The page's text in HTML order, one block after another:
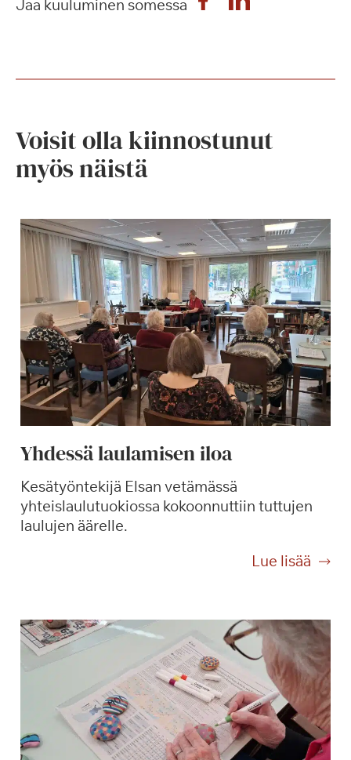
Jaa kuuluminen somessa
Voisit olla kiinnostunut
myös näistä
Yhdessä laulamisen iloa
Kesätyöntekijä Elsan vetämässä
yhteislaulutuokiossa kokoonnuttiin tuttujen
laulujen äärelle.
Lue lisää
Y
e
s
s
ä
l
a
u
l